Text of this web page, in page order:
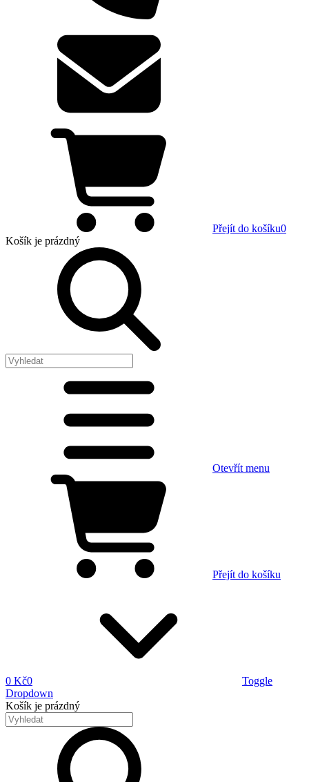
Přejít do košíku0
Košík je prázdný
Otevřít menu
Přejít do košíku
0 Kč0
Toggle
Dropdown
Košík je prázdný